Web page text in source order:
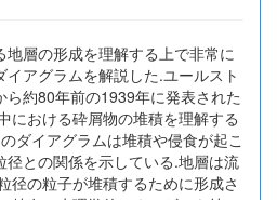
層の形成を理解する上で非常に
アグラムを解説した.ユールスト
ら約80年前の1939年に発表された
における砕屑物の堆積を理解する
ダイアグラムは堆積や侵食が起こ
径との関係を示している.地層は流
径の粒子が堆積するために形成さ